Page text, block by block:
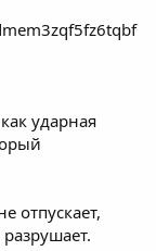
ударная
отпускает,